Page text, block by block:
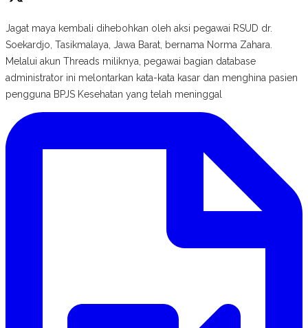
Jagat maya kembali dihebohkan oleh aksi pegawai RSUD dr.
Soekardjo, Tasikmalaya, Jawa Barat, bernama Norma Zahara.
Melalui akun Threads miliknya, pegawai bagian database
administrator ini melontarkan kata-kata kasar dan menghina pasien
pengguna BPJS Kesehatan yang telah meninggal